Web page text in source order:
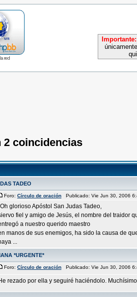
red
Importante:
2 coincidencias
TADEO
Foro: Círculo de oración Publicado: Vie Jun 30, 2006
glorioso Apóstol San Judas Tadeo,
fiel y amigo de Jesús, el nombre del traidor
a nuestro querido maestro
manos de sus enemigos, ha sido la causa de
...
*URGENTE*
Foro: Círculo de oración Publicado: Vie Jun 30, 2006
rezado por ella y seguiré haciéndolo.